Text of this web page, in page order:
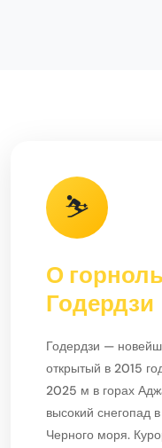
⛷️
О
Годердзи
Годердзи —
открытый в 2015
2025 м в горах
высокий снегопад
Черного моря.